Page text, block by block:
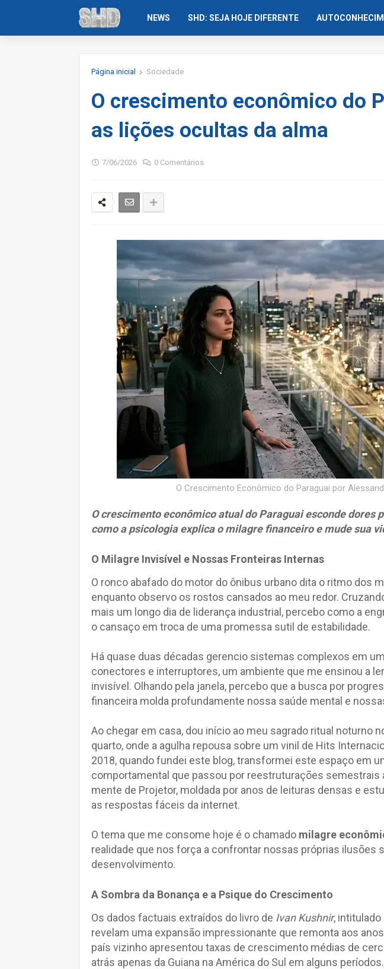
NEWS SHD: SEJA HOJE DIFERENTE
Página inicial Sociedade
O crescimento econômico do
as lições ocultas da alma
7/06/2026 0 Comentários
O Crescimento Econômico do Paraguai por
O crescimento econômico atual do Paraguai esconde dores
como a psicologia explica o milagre financeiro e mude sua
O Milagre Invisível e Nossas Fronteiras Internas
O ronco abafado do motor do ônibus urbano dita o ritmo dos
enquanto observo os rostos cansados ao meu redor.
mais um longo dia de liderança industrial, percebo como a
o cansaço em troca de uma promessa sutil de estabilidade.
Há quase duas décadas gerencio sistemas complexos em
conectores e interruptores, um ambiente que me ensinou a
invisível. Olhando pela janela, percebo que a busca por
financeira molda profundamente nossa saúde mental e
Ao chegar em casa, dou início ao meu sagrado ritual noturno
quarto, onde a agulha repousa sobre um vinil de Hits
2018, quando fundei este blog, transformei este espaço em
comportamental que passou por reestruturações semestrais
mente de Projetor, moldada por anos de leituras densas e
as respostas fáceis da internet.
O tema que me consome hoje é o chamado milagre
realidade que nos força a confrontar nossas próprias ilusões
desenvolvimento.
A Sombra da Bonança e a Psique do Crescimento
Os dados factuais extraídos do livro de Ivan Kushnir, intitulado
revelam uma expansão impressionante que remonta aos
país vizinho apresentou taxas de crescimento médias de
atrás apenas da Guiana na América do Sul em alguns